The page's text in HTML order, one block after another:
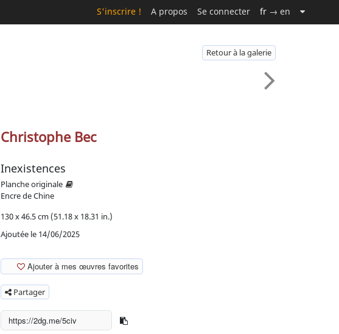
S'inscrire ! A propos Se connecter fr → en
Retour à la galerie
Christophe Bec
Inexistences
Planche originale
Encre de Chine
130 x 46.5 cm (51.18 x 18.31 in.)
Ajoutée le 14/06/2025
Ajouter à mes œuvres favorites
Partager